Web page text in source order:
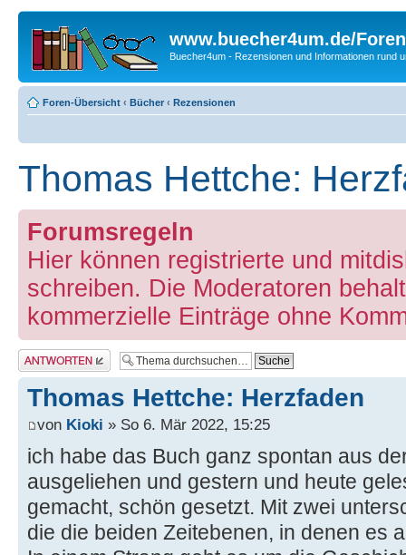
www.buecher4um.de/Foren
Buecher4um - Rezensionen und Informationen rund
Foren-Übersicht ‹ Bücher ‹ Rezensionen
Thomas Hettche:
Forumsregeln
Hier können registrierte und
schreiben. Die Moderatoren
kommerzielle Einträge ohne
Antwort erstellen
Thomas Hettche: Herzfaden
von Kioki » So 6. Mär 2022, 15:25
ich habe das Buch ganz spontan aus
ausgeliehen und gestern und heute
gemacht, schön gesetzt. Mit zwei
die die beiden Zeitebenen, in denen es